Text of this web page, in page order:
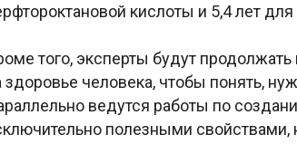
кислоты и 5,4 лет
того, эксперты будут
здоровье человека, чтобы понять,
ведутся работы по
полезными